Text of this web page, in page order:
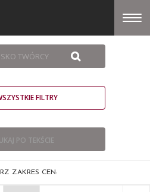
FILTRY
ZAKRES CEN: